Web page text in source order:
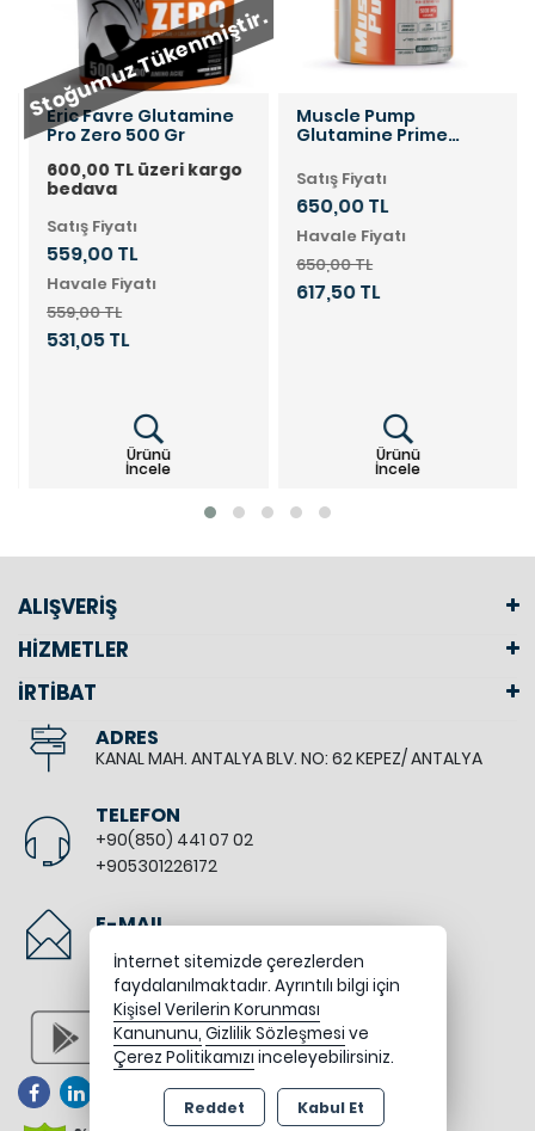
Stoğumuz Tükenmiştir.
Eric Favre Glutamine
Pro Zero 500 Gr
600,00 TL üzeri kargo
bedava
Satış Fiyatı
559,00 TL
Havale Fiyatı
559,00 TL
531,05 TL
Ürünü
İncele
Muscle Pump
Glutamine Prime
Gr
Satış Fiyatı
650,00 TL
Havale Fiyatı
650,00 TL
617,50 TL
Ürünü
İncele
ALIŞVERİŞ
HİZMETLER
İRTİBAT
ADRES
KANAL MAH. ANTALYA BLV. NO: 62 KEPEZ/ ANTALYA
TELEFON
+90(850) 441 07 02
+905301226172
E-MAIL
İnternet sitemizde çerezlerden
faydalanılmaktadır. Ayrıntılı bilgi için
Kişisel Verilerin Korunması
Kanununu, Gizlilik Sözleşmesi ve
Çerez Politikamızı inceleyebilirsiniz.
Reddet Kabul Et